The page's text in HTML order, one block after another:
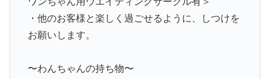
・他のお客様と楽しく過ごせるように、しつけを
お願いします。
〜わんちゃんの持ち物〜